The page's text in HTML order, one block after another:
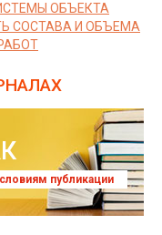
ОБЪЕКТА
СОСТАВА И ОБЪЕМА
публикации